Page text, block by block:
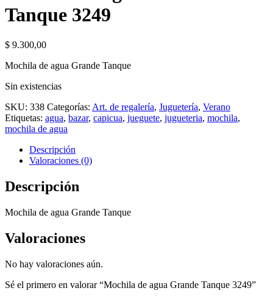
Tanque 3249
$ 9.300,00
Mochila de agua Grande Tanque
Sin existencias
SKU: 338 Categorías: Art. de regalería, Juguetería, Verano
Etiquetas: agua, bazar, capicua, jueguete, jugueteria, mochila,
mochila de agua
Descripción
Valoraciones (0)
Descripción
Mochila de agua Grande Tanque
Valoraciones
No hay valoraciones aún.
Sé el primero en valorar “Mochila de agua Grande Tanque 3249”